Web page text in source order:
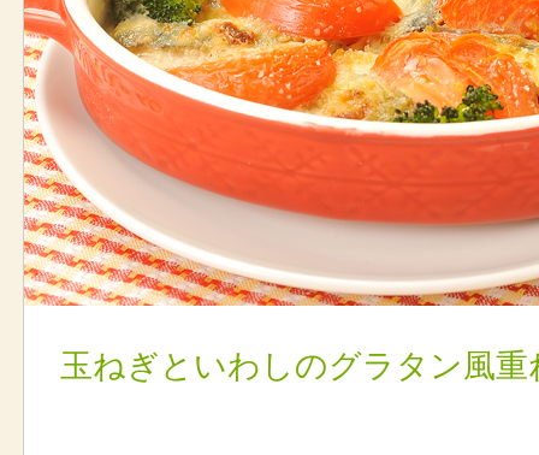
玉ねぎといわしのグラタン風重